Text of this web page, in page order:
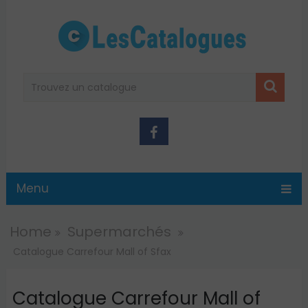
Menu
Home Supermarchés
Catalogue Carrefour Mall of Sfax
Catalogue Carrefour Mall of